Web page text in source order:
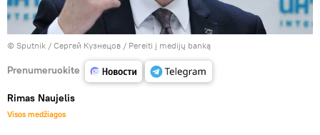
© Sputnik / Сергей Кузнецов / Pereiti į medijų banką
Prenumeruokite
Rimas Naujelis
Visos medžiagos